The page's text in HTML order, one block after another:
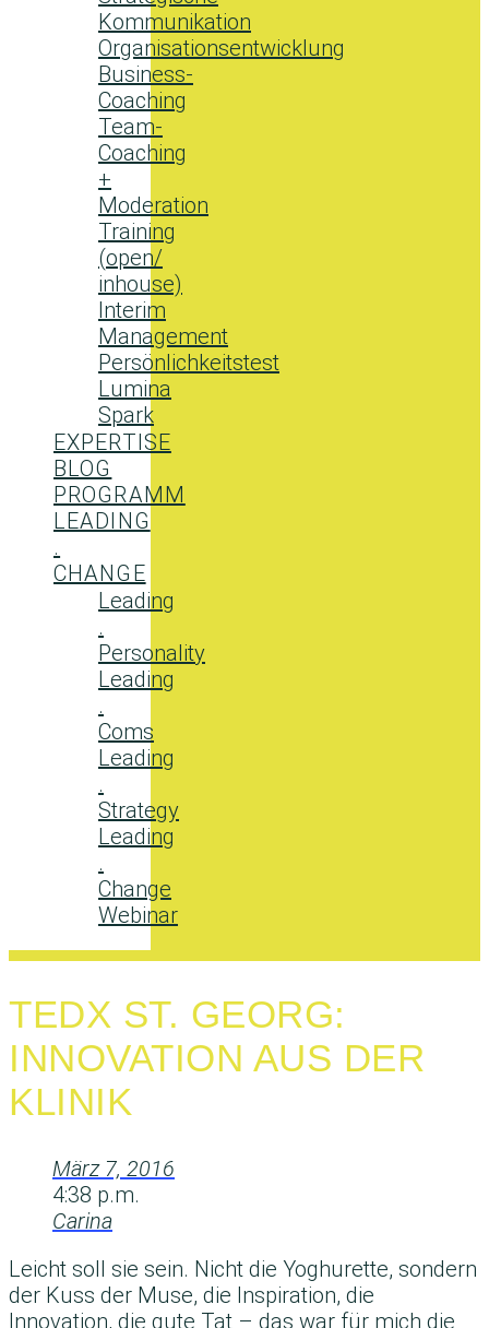
Kommunikation
Organisationsentwicklung
Business-
Coaching
Team-
Coaching
+
Moderation
Training
(open/
inhouse)
Interim
Management
Persönlichkeitstest
Lumina
Spark
EXPERTISE
BLOG
PROGRAMM
LEADING
.
CHANGE
Leading
.
Personality
Leading
.
Coms
Leading
.
Strategy
Leading
.
Change
Webinar
TEDX ST. GEORG:
INNOVATION AUS DER
KLINIK
März 7, 2016
4:38 p.m.
Carina
Leicht soll sie sein. Nicht die Yoghurette, sondern
der Kuss der Muse, die Inspiration, die
Innovation, die gute Tat – das war für mich die